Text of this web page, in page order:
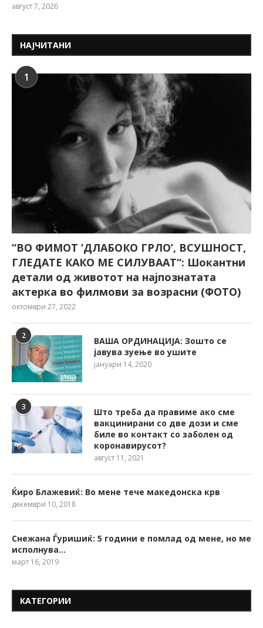
август 7, 2026
НАЈЧИТАНИ
1
“ВО ФИМОТ ‘ДЛАБОКО ГРЛО’, ВСУШНОСТ,
ГЛЕДАТЕ КАКО МЕ СИЛУВААТ“: Шокантни
детали од животот на најпознатата
актерка во филмови за возрасни (ФОТО)
октомври 27, 2022
2
ВАША ОРДИНАЦИЈА: Зошто се
јавува зуење во ушите
јануари 14, 2020
3
Што треба да правиме ако сме
вакцинирани со две дози и сме
биле во контакт со заболен од
коронавирусот?
август 11, 2021
Ќиро Блажевиќ: Во мене тече македонска крв
декември 10, 2018
Снежана Ѓуришиќ: 5 години е помлад од мене, но ме
исполнува…
март 16, 2019
КАТЕГОРИИ